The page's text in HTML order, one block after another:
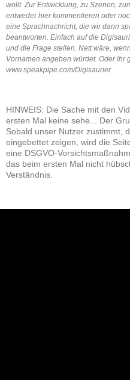
wollt. Zur Entwicklung, zu Szenen,
entweder hier kommentieren oder
eine Sprachnachricht, die wir dann
beantworten. Einfach auf die
und die Frage stellen. Nett wäre,
Vornamen angeben würdet. Oder ihr
www.speakpipe.com/Digisaurier
HINWEIS: Die Sache mit den
ersten Mal keine sehe... Der
Sobald unser Nutzer zustimmt,
eingebettet zeigen, wird die
eine DSGVO-
das beim ersten Mal nicht
Verständnis.